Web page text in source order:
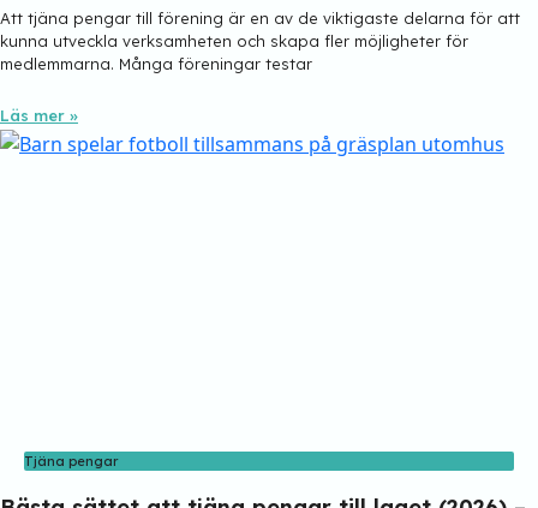
Att tjäna pengar till förening är en av de viktigaste delarna för att
kunna utveckla verksamheten och skapa fler möjligheter för
medlemmarna. Många föreningar testar
Läs mer »
Tjäna pengar